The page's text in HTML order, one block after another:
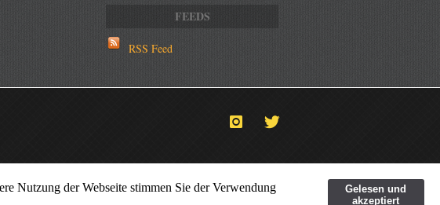
RSS Feed
Nutzung der Webseite stimmen Sie der Verwendung
Gelesen und
akzeptiert